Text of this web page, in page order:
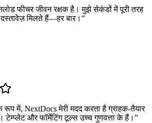
फीचर जीवन रक्षक है। मुझे सेकंडों में पूरी तरह
दस्तावेज़ मिलते हैं—हर बार। ”
में, NextDocs मेरी मदद करता है ग्राहक-तैयार
टेम्प्लेट और फॉर्मेटिंग टूल्स उच्च गुणवत्ता के हैं। ”